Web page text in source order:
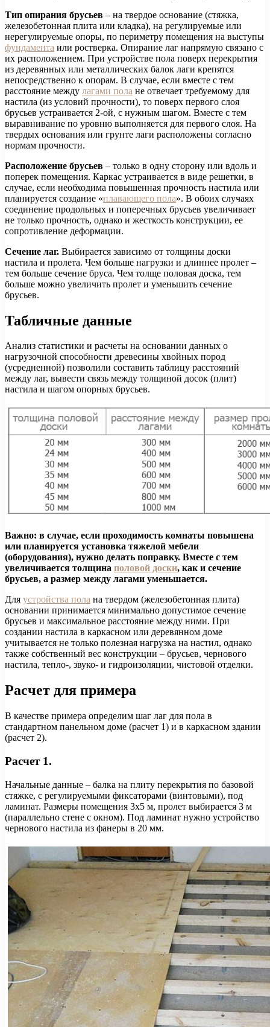
Тип опирания брусьев – на твердое основание (стяжка,
железобетонная плита или кладка), на регулируемые или
нерегулируемые опоры, по периметру помещения на выступы
фундамента или ростверка. Опирание лаг напрямую связано с
их расположением. При устройстве пола поверх перекрытия
из деревянных или металлических балок лаги крепятся
непосредственно к опорам. В случае, если вместе с тем
расстояние между лагами пола не отвечает требуемому для
настила (из условий прочности), то поверх первого слоя
брусьев устраивается 2-ой, с нужным шагом. Вместе с тем
выравнивание по уровню выполняется для первого слоя. На
твердых основания или грунте лаги расположены согласно
нормам прочности.
Расположение брусьев – только в одну сторону или вдоль и
поперек помещения. Каркас устраивается в виде решетки, в
случае, если необходима повышенная прочность настила или
планируется создание «плавающего пола». В обоих случаях
соединение продольных и поперечных брусьев увеличивает
не только прочность, однако и жесткость конструкции, ее
сопротивление деформации.
Сечение лаг. Выбирается зависимо от толщины доски
настила и пролета. Чем больше нагрузки и длиннее пролет –
тем больше сечение бруса. Чем толще половая доска, тем
больше можно увеличить пролет и уменьшить сечение
брусьев.
Табличные данные
Анализ статистики и расчеты на основании данных о
нагрузочной способности древесины хвойных пород
(усредненной) позволили составить таблицу расстояний
между лаг, вывести связь между толщиной досок (плит)
настила и шагом опорных брусьев.
Важно: в случае, если проходимость комнаты повышена
или планируется установка тяжелой мебели
(оборудования), нужно делать поправку. Вместе с тем
увеличивается толщина половой доски, как и сечение
брусьев, а размер между лагами уменьшается.
Для устройства пола на твердом (железобетонная плита)
основании принимается минимально допустимое сечение
брусьев и максимальное расстояние между ними. При
создании настила в каркасном или деревянном доме
учитывается не только полезная нагрузка на настил, однако
также собственный вес конструкции – брусьев, чернового
настила, тепло-, звуко- и гидроизоляции, чистовой отделки.
Расчет для примера
В качестве примера определим шаг лаг для пола в
стандартном панельном доме (расчет 1) и в каркасном здании
(расчет 2).
Расчет 1.
Начальные данные – балка на плиту перекрытия по базовой
стяжке, с регулируемыми фиксаторами (винтовыми), под
ламинат. Размеры помещения 3х5 м, пролет выбирается 3 м
(параллельно стене с окном). Под ламинат нужно устройство
чернового настила из фанеры в 20 мм.